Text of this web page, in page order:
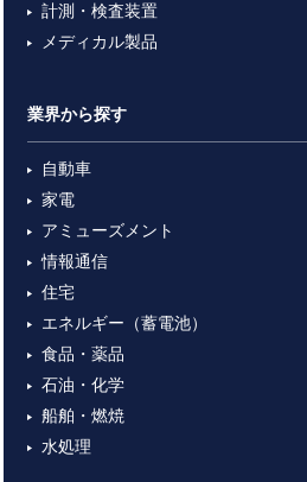
計測・検査装置
メディカル製品
業界から探す
自動車
家電
アミューズメント
情報通信
住宅
エネルギー（蓄電池）
食品・薬品
石油・化学
船舶・燃焼
水処理